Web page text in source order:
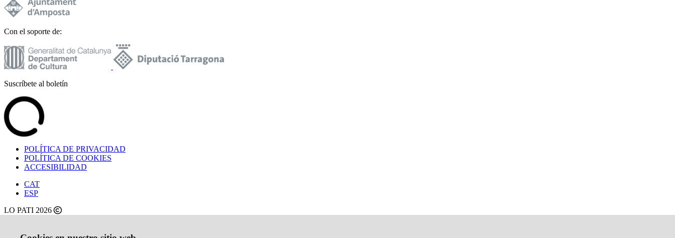
Con el soporte de:
Suscríbete al boletín
POLÍTICA DE PRIVACIDAD
POLÍTICA DE COOKIES
ACCESIBILIDAD
CAT
ESP
LO PATI 2026